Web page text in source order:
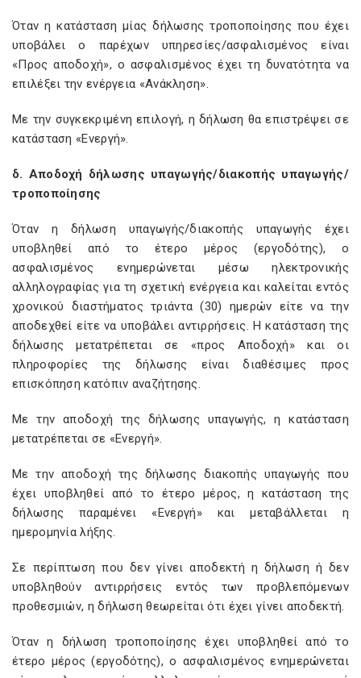
Όταν η κατάσταση μίας δήλωσης τροποποίησης που έχει
υποβάλει ο παρέχων υπηρεσίες/ασφαλισμένος είναι
«Προς αποδοχή», ο ασφαλισμένος έχει τη δυνατότητα να
επιλέξει την ενέργεια «Ανάκληση».
Με την συγκεκριμένη επιλογή, η δήλωση θα επιστρέψει σε
κατάσταση «Ενεργή».
δ. Αποδοχή δήλωσης υπαγωγής/διακοπής υπαγωγής/
τροποποίησης
Όταν η δήλωση υπαγωγής/διακοπής υπαγωγής έχει
υποβληθεί από το έτερο μέρος (εργοδότης), ο
ασφαλισμένος ενημερώνεται μέσω ηλεκτρονικής
αλληλογραφίας για τη σχετική ενέργεια και καλείται εντός
χρονικού διαστήματος τριάντα (30) ημερών είτε να την
αποδεχθεί είτε να υποβάλει αντιρρήσεις. Η κατάσταση της
δήλωσης μετατρέπεται σε «προς Αποδοχή» και οι
πληροφορίες της δήλωσης είναι διαθέσιμες προς
επισκόπηση κατόπιν αναζήτησης.
Με την αποδοχή της δήλωσης υπαγωγής, η κατάσταση
μετατρέπεται σε «Ενεργή».
Με την αποδοχή της δήλωσης διακοπής υπαγωγής που
έχει υποβληθεί από το έτερο μέρος, η κατάσταση της
δήλωσης παραμένει «Ενεργή» και μεταβάλλεται η
ημερομηνία λήξης.
Σε περίπτωση που δεν γίνει αποδεκτή η δήλωση ή δεν
υποβληθούν αντιρρήσεις εντός των προβλεπόμενων
προθεσμιών, η δήλωση θεωρείται ότι έχει γίνει αποδεκτή.
Όταν η δήλωση τροποποίησης έχει υποβληθεί από το
έτερο μέρος (εργοδότης), ο ασφαλισμένος ενημερώνεται